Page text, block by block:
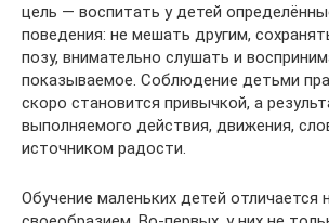
цель — воспитать у детей
поведения: не мешать другим,
позу, внимательно слушать и
показываемое. Соблюдение детьми
скоро становится привычкой, а
выполняемого действия, движения,
источником радости.
Обучение маленьких детей